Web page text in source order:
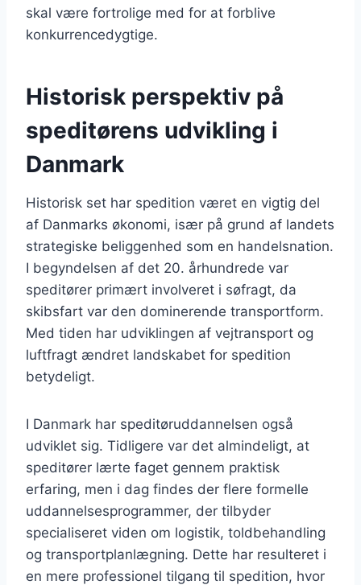
skal være fortrolige med for at forblive
konkurrencedygtige.
Historisk perspektiv på
speditørens udvikling i
Danmark
Historisk set har spedition været en vigtig del
af Danmarks økonomi, især på grund af landets
strategiske beliggenhed som en handelsnation.
I begyndelsen af det 20. århundrede var
speditører primært involveret i søfragt, da
skibsfart var den dominerende transportform.
Med tiden har udviklingen af vejtransport og
luftfragt ændret landskabet for spedition
betydeligt.
I Danmark har speditøruddannelsen også
udviklet sig. Tidligere var det almindeligt, at
speditører lærte faget gennem praktisk
erfaring, men i dag findes der flere formelle
uddannelsesprogrammer, der tilbyder
specialiseret viden om logistik, toldbehandling
og transportplanlægning. Dette har resulteret i
en mere professionel tilgang til spedition, hvor